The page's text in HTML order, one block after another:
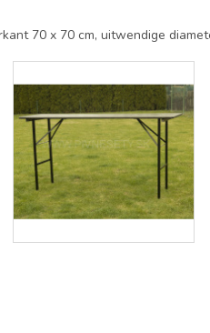
70 x 70 cm, uitwendige